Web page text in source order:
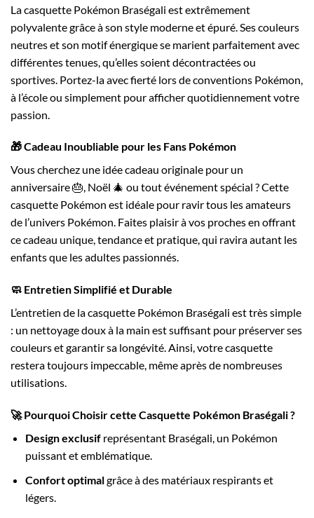
La casquette Pokémon Braségali est extrêmement
polyvalente grâce à son style moderne et épuré. Ses couleurs
neutres et son motif énergique se marient parfaitement avec
différentes tenues, qu’elles soient décontractées ou
sportives. Portez-la avec fierté lors de conventions Pokémon,
à l’école ou simplement pour afficher quotidiennement votre
passion.
🎁 Cadeau Inoubliable pour les Fans Pokémon
Vous cherchez une idée cadeau originale pour un
anniversaire 🎂, Noël 🎄 ou tout événement spécial ? Cette
casquette Pokémon est idéale pour ravir tous les amateurs
de l’univers Pokémon. Faites plaisir à vos proches en offrant
ce cadeau unique, tendance et pratique, qui ravira autant les
enfants que les adultes passionnés.
🧼 Entretien Simplifié et Durable
L’entretien de la casquette Pokémon Braségali est très simple
: un nettoyage doux à la main est suffisant pour préserver ses
couleurs et garantir sa longévité. Ainsi, votre casquette
restera toujours impeccable, même après de nombreuses
utilisations.
🚀 Pourquoi Choisir cette Casquette Pokémon Braségali ?
Design exclusifreprésentant Braségali, un Pokémon
puissant et emblématique.
Confort optimalgrâce à des matériaux respirants et
légers.